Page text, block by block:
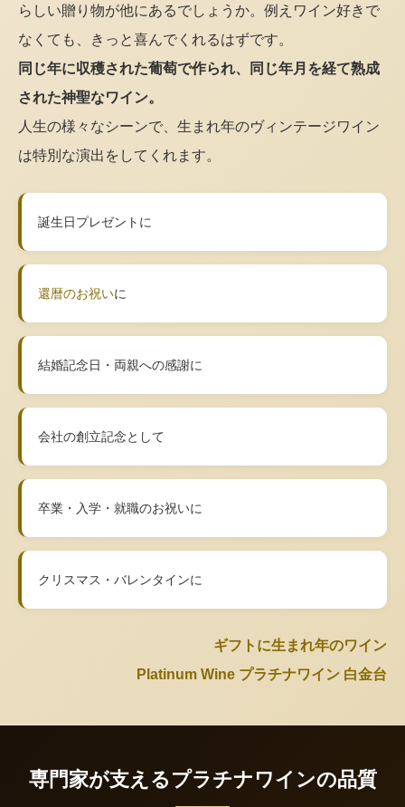
らしい贈り物が他にあるでしょうか。例えワイン好きで
なくても、きっと喜んでくれるはずです。
同じ年に収穫された葡萄で作られ、同じ年月を経て熟成
された神聖なワイン。
人生の様々なシーンで、生まれ年のヴィンテージワイン
は特別な演出をしてくれます。
誕生日プレゼントに
還暦のお祝いに
結婚記念日・両親への感謝に
会社の創立記念として
卒業・入学・就職のお祝いに
クリスマス・バレンタインに
ギフトに生まれ年のワイン
Platinum Wine プラチナワイン 白金台
専門家が支えるプラチナワインの品質